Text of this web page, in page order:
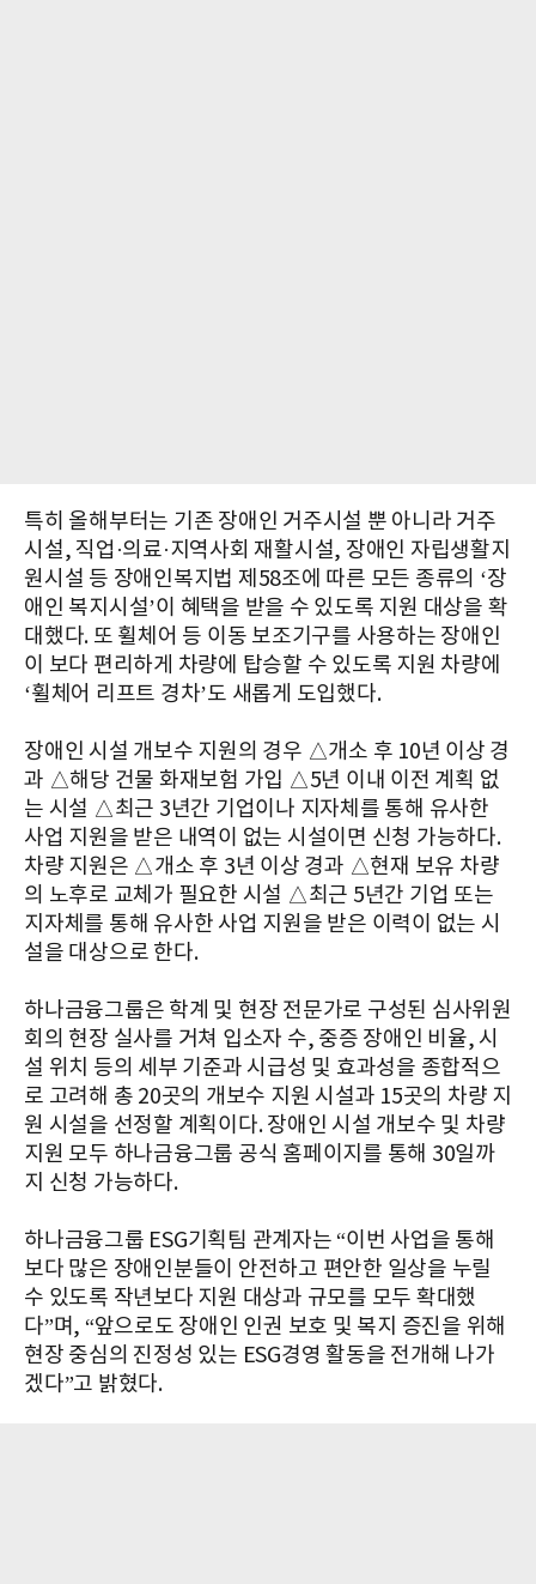
특히 올해부터는 기존 장애인 거주시설 뿐 아니라 거주
시설, 직업·의료·지역사회 재활시설, 장애인 자립생활지
원시설 등 장애인복지법 제58조에 따른 모든 종류의 ‘장
애인 복지시설’이 혜택을 받을 수 있도록 지원 대상을 확
대했다. 또 휠체어 등 이동 보조기구를 사용하는 장애인
이 보다 편리하게 차량에 탑승할 수 있도록 지원 차량에
‘휠체어 리프트 경차’도 새롭게 도입했다.
장애인 시설 개보수 지원의 경우 △개소 후 10년 이상 경
과 △해당 건물 화재보험 가입 △5년 이내 이전 계획 없
는 시설 △최근 3년간 기업이나 지자체를 통해 유사한
사업 지원을 받은 내역이 없는 시설이면 신청 가능하다.
차량 지원은 △개소 후 3년 이상 경과 △현재 보유 차량
의 노후로 교체가 필요한 시설 △최근 5년간 기업 또는
지자체를 통해 유사한 사업 지원을 받은 이력이 없는 시
설을 대상으로 한다.
하나금융그룹은 학계 및 현장 전문가로 구성된 심사위원
회의 현장 실사를 거쳐 입소자 수, 중증 장애인 비율, 시
설 위치 등의 세부 기준과 시급성 및 효과성을 종합적으
로 고려해 총 20곳의 개보수 지원 시설과 15곳의 차량 지
원 시설을 선정할 계획이다. 장애인 시설 개보수 및 차량
지원 모두 하나금융그룹 공식 홈페이지를 통해 30일까
지 신청 가능하다.
하나금융그룹 ESG기획팀 관계자는 “이번 사업을 통해
보다 많은 장애인분들이 안전하고 편안한 일상을 누릴
수 있도록 작년보다 지원 대상과 규모를 모두 확대했
다”며, “앞으로도 장애인 인권 보호 및 복지 증진을 위해
현장 중심의 진정성 있는 ESG경영 활동을 전개해 나가
겠다”고 밝혔다.